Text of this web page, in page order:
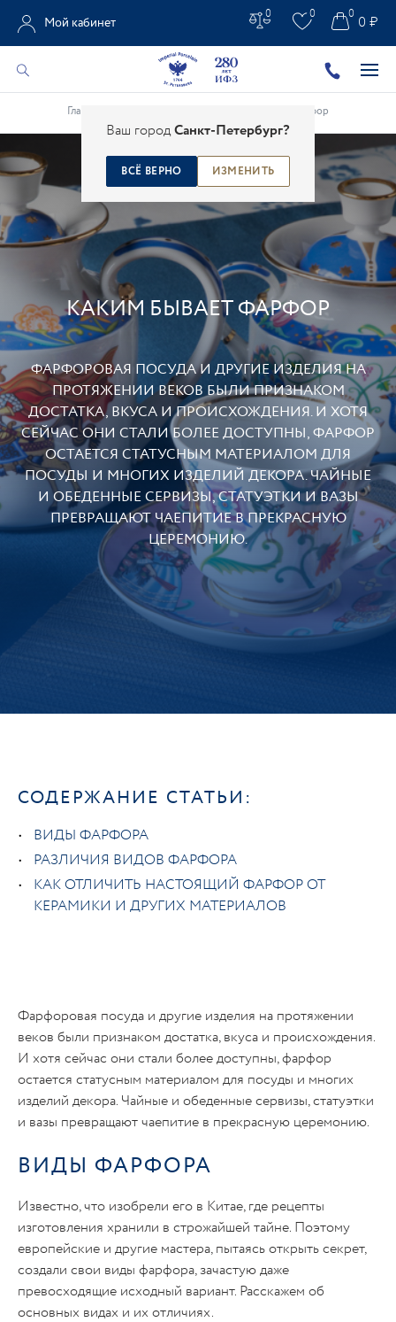
Ваш городСанкт-Петербург?
ВСЁ ВЕРНО ИЗМЕНИТЬ
Мой кабинет
0 0 0 ₽
0
Главная Каким бывает фарфор
3 МАРТА 2023
КАКИМ БЫВАЕТ ФАРФОР
ФАРФОРОВАЯ ПОСУДА И ДРУГИЕ ИЗДЕЛИЯ НА
ПРОТЯЖЕНИИ ВЕКОВ БЫЛИ ПРИЗНАКОМ
ДОСТАТКА, ВКУСА И ПРОИСХОЖДЕНИЯ. И ХОТЯ
СЕЙЧАС ОНИ СТАЛИ БОЛЕЕ ДОСТУПНЫ, ФАРФОР
ОСТАЕТСЯ СТАТУСНЫМ МАТЕРИАЛОМ ДЛЯ
ПОСУДЫ И МНОГИХ ИЗДЕЛИЙ ДЕКОРА. ЧАЙНЫЕ
И ОБЕДЕННЫЕ СЕРВИЗЫ, СТАТУЭТКИ И ВАЗЫ
ПРЕВРАЩАЮТ ЧАЕПИТИЕ В ПРЕКРАСНУЮ
ЦЕРЕМОНИЮ.
СОДЕРЖАНИЕ СТАТЬИ:
ВИДЫ ФАРФОРА
РАЗЛИЧИЯ ВИДОВ ФАРФОРА
КАК ОТЛИЧИТЬ НАСТОЯЩИЙ ФАРФОР ОТ
КЕРАМИКИ И ДРУГИХ МАТЕРИАЛОВ
Фарфоровая посуда и другие изделия на протяжении
веков были признаком достатка, вкуса и происхождения.
И хотя сейчас они стали более доступны, фарфор
остается статусным материалом для посуды и многих
изделий декора. Чайные и обеденные сервизы, статуэтки
и вазы превращают чаепитие в прекрасную церемонию.
ВИДЫ ФАРФОРА
Известно, что изобрели его в Китае, где рецепты
изготовления хранили в строжайшей тайне. Поэтому
европейские и другие мастера, пытаясь открыть секрет,
создали свои виды фарфора, зачастую даже
превосходящие исходный вариант. Расскажем об
основных видах и их отличиях.